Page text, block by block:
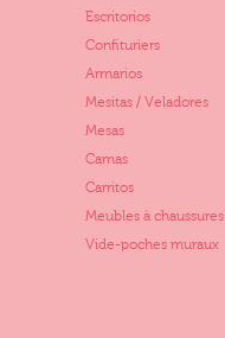
Escritorios
Confituriers
Armarios
Mesitas / Veladores
Mesas
Camas
Carritos
Meubles à chaussures
Vide-poches muraux